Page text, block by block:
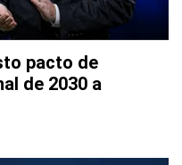
pacto de
de 2030 a